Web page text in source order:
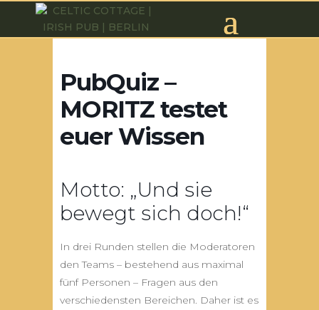
PubQuiz –
MORITZ testet
euer Wissen
Motto: „Und sie
bewegt sich doch!“
In drei Runden stellen die Moderatoren
den Teams – bestehend aus maximal
fünf Personen – Fragen aus den
verschiedensten Bereichen. Daher ist es